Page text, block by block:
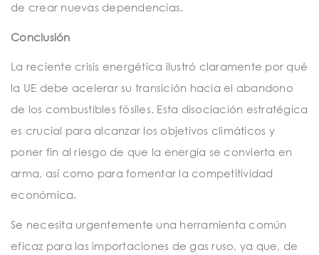
de crear nuevas dependencias.
Conclusión
La reciente crisis energética ilustró claramente por qué
la UE debe acelerar su transición hacia el abandono
de los combustibles fósiles. Esta disociación estratégica
es crucial para alcanzar los objetivos climáticos y
poner fin al riesgo de que la energía se convierta en
arma, así como para fomentar la competitividad
económica.
Se necesita urgentemente una herramienta común
eficaz para las importaciones de gas ruso, ya que, de